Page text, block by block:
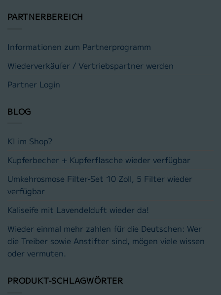
PARTNERBEREICH
Informationen zum Partnerprogramm
Wiederverkäufer / Vertriebspartner werden
Partner Login
BLOG
KI im Shop?
Kupferbecher + Kupferflasche wieder verfügbar
Umkehrosmose Filter-Set 10 Zoll, 5 Filter wieder
verfügbar
Kaliseife mit Lavendelduft wieder da!
Wieder einmal mehr zahlen für die Deutschen: Wer
die Treiber sowie Anstifter sind, mögen viele wissen
oder vermuten.
PRODUKT-SCHLAGWÖRTER